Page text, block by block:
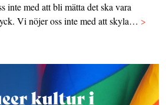
inte med att bli mätta det ska vara
Vi nöjer oss inte med att skyla… >